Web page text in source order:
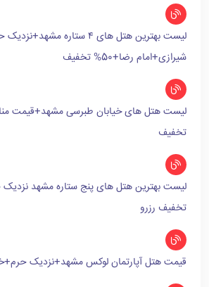
لیست بهترین هتل های ۴ ستاره
شیرازی+امام رضا+50% تخفیف
تخفیف
تخفیف رزرو
قیمت هتل آپارتمان لوکس مشهد+نزدیک